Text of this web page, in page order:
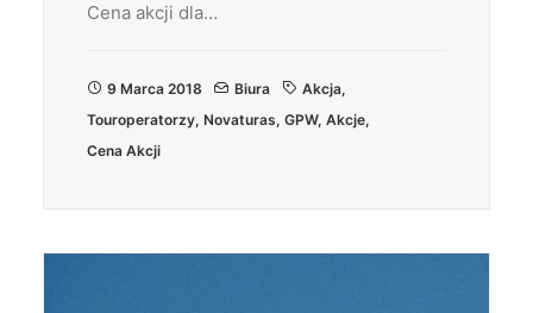
Cena akcji dla…
9 Marca 2018 Biura Akcja,
Touroperatorzy, Novaturas, GPW, Akcje,
Cena Akcji